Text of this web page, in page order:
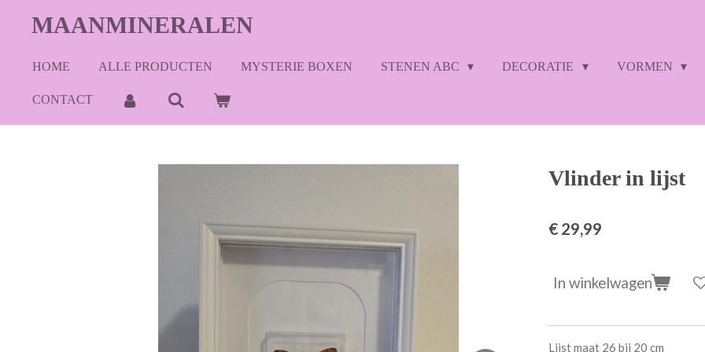
directMAANMINERALEN
HOME ALLE PRODUCTEN MYSTERIE BOXEN STENEN ABC DECORATIE VORMEN
CONTACT
Vlinder in lijst
€ 29,99
In winkelwagen
Lijst maat 26 bij 20 cm